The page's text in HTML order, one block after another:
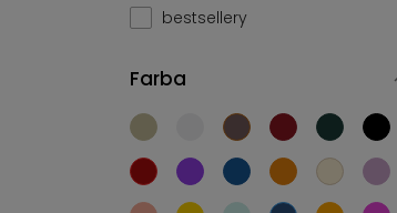
bestsellery
Farba